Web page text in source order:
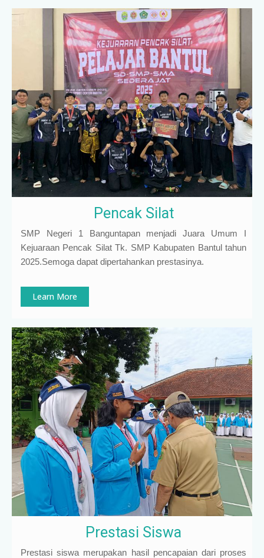
Pencak Silat
SMP Negeri 1 Banguntapan menjadi Juara Umum I
Kejuaraan Pencak Silat Tk. SMP Kabupaten Bantul tahun
2025.Semoga dapat dipertahankan prestasinya.
Learn More
Prestasi Siswa
Prestasi siswa merupakan hasil pencapaian dari proses